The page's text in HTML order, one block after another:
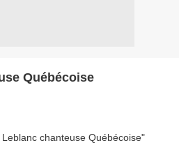
Québécoise